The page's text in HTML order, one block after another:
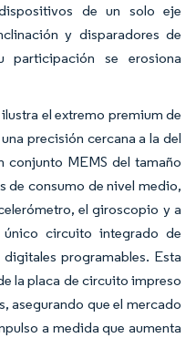
de un solo eje
y disparadores de
participación se erosiona
el extremo premium de
precisión cercana a la del
MEMS del tamaño
de consumo de nivel medio,
el giroscopio y a
circuito integrado de
programables. Esta
la placa de circuito impreso
asegurando que el mercado
a medida que aumenta